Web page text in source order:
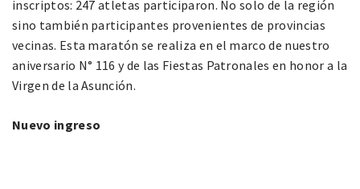
inscriptos: 247 atletas participaron. No solo de la región
sino también participantes provenientes de provincias
vecinas. Esta maratón se realiza en el marco de nuestro
aniversario N° 116 y de las Fiestas Patronales en honor a la
Virgen de la Asunción.
Nuevo ingreso